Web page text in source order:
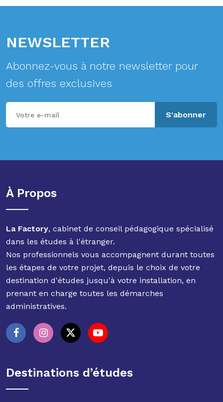
NEWSLETTER
Abonnez-vous à notre newsletter pour
des offres exclusives
S'abonner
À Propos
La Factory, cabinet de conseil pédagogique spécialisé
dans les études à l'étranger.
Nos professionnels vous accompagnent durant toutes
les étapes de votre projet, depuis le choix de votre
destination d'études jusqu'à votre installation, en
prenant en charge toutes les démarches
administratives.
Destinations d’études